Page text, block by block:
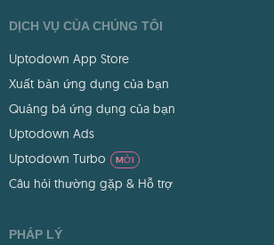
DỊCH VỤ CỦA CHÚNG TÔI
Uptodown App Store
Xuất bản ứng dụng của bạn
Quảng bá ứng dụng của bạn
Uptodown Ads
Uptodown Turbo
MỚI
Câu hỏi thường gặp & Hỗ trợ
PHÁP LÝ